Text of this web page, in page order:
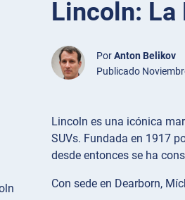
Lincoln: La
PorAnton Belikov
Publicado
Lincoln es una icónica
SUVs. Fundada en 1917
desde entonces se ha
Con sede en Dearborn,